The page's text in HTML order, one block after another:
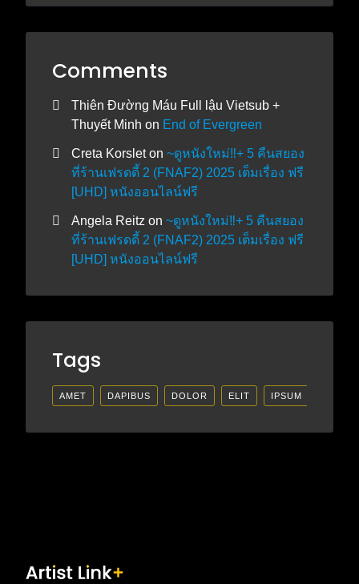
Comments
Thiên Đường Máu Full lậu Vietsub +
Thuyết Minh on End of Evergreen
Creta Korsleton ~ดูหนังใหม่‼️+ 5 คืนสยอง
ที่ร้านเฟรดดี้ 2 (FNAF2) 2025 เต็มเรื่อง ฟรี
[UHD] หนังออนไลน์ฟรี
Angela Reitz on ~ดูหนังใหม่‼️+ 5 คืนสยอง
ที่ร้านเฟรดดี้ 2 (FNAF2) 2025 เต็มเรื่อง ฟรี
[UHD] หนังออนไลน์ฟรี
Tags
AMET DAPIBUS DOLOR ELIT IPSUM